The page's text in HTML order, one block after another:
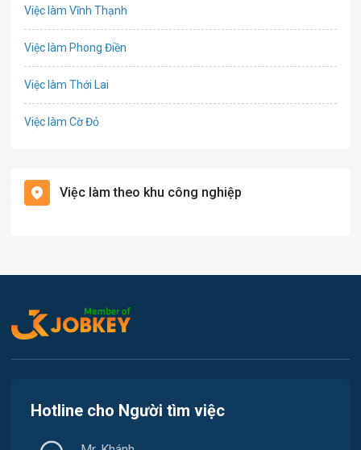
Văn Phòng
Lao Động Phổ Thông
Việc làm Vĩnh Thạnh
Việc làm Phong Điền
Việc làm Thới Lai
Việc làm Cờ Đỏ
Việc làm Cái Khế
Việc làm Thới An Đông
Việc làm Phước Thới
Việc làm theo khu công nghiệp
Hotline cho Người tìm việc